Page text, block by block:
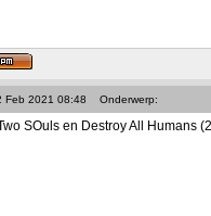
Feb 2021 08:48
Onderwerp:
SOuls en Destroy All Humans